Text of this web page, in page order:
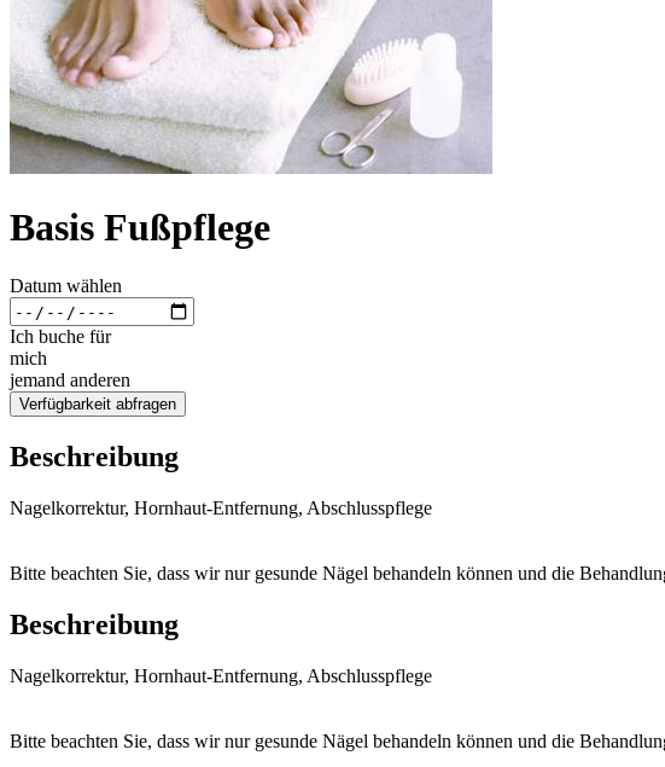
Basis Fußpflege
Datum wählen
Ich buche für
mich
jemand anderen
Verfügbarkeit abfragen
Beschreibung
Nagelkorrektur, Hornhaut-Entfernung, Abschlusspflege
Bitte beachten Sie, dass wir nur gesunde Nägel behandeln können und die
Beschreibung
Nagelkorrektur, Hornhaut-Entfernung, Abschlusspflege
Bitte beachten Sie, dass wir nur gesunde Nägel behandeln können und die